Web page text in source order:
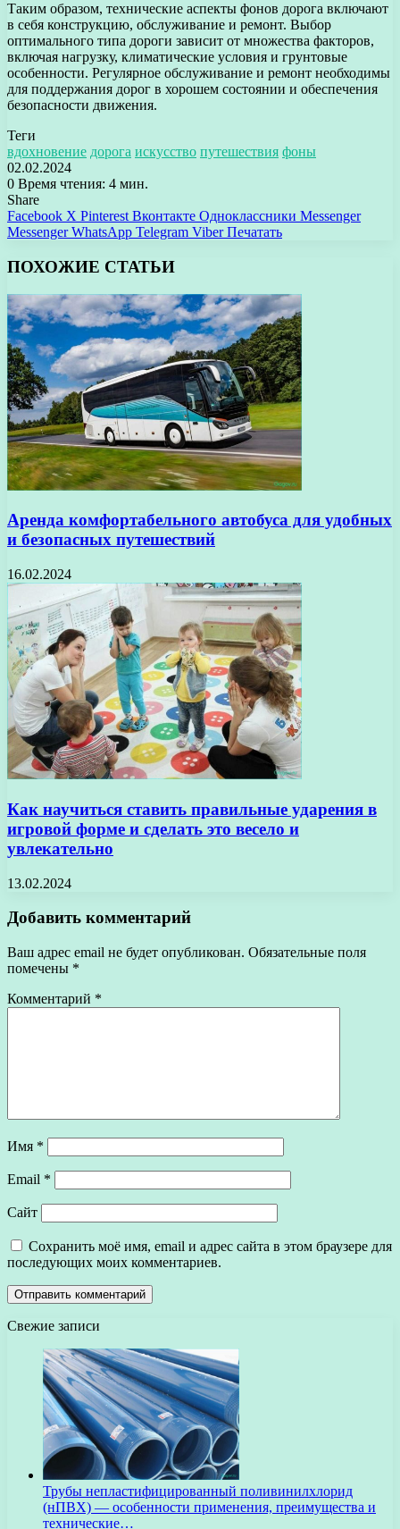
Таким образом, технические аспекты фонов дорога включают
в себя конструкцию, обслуживание и ремонт. Выбор
оптимального типа дороги зависит от множества факторов,
включая нагрузку, климатические условия и грунтовые
особенности. Регулярное обслуживание и ремонт необходимы
для поддержания дорог в хорошем состоянии и обеспечения
безопасности движения.
Теги
вдохновение дорога искусство путешествия фоны
02.02.2024
0 Время чтения: 4 мин.
Share
Facebook X Pinterest Вконтакте Одноклассники Messenger
Messenger WhatsApp Telegram Viber Печатать
ПОХОЖИЕ СТАТЬИ
Аренда комфортабельного автобуса для удобных
и безопасных путешествий
16.02.2024
Как научиться ставить правильные ударения в
игровой форме и сделать это весело и
увлекательно
13.02.2024
Добавить комментарий
Ваш адрес email не будет опубликован. Обязательные поля
помечены *
Комментарий *
Имя *
Email *
Сайт
Сохранить моё имя, email и адрес сайта в этом браузере для
последующих моих комментариев.
Свежие записи
Трубы непластифицированный поливинилхлорид
(нПВХ) — особенности применения, преимущества и
технические…